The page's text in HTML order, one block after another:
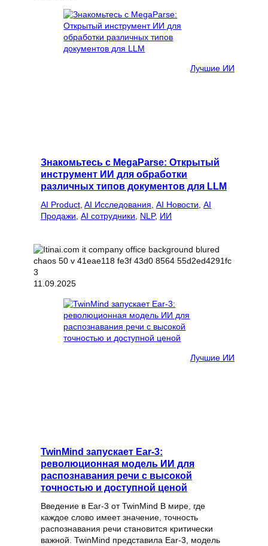
Лучшие ИИ
Знакомьтесь с MegaParse: Открытый
инструмент ИИ для обработки
различных типов документов для LLM
AI Product, AI Исследования, AI Новости, AI
Продажи, AI сотрудники, NLP, ИИ
11.09.2025
Лучшие ИИ
TwinMind запускает Ear-3:
революционная модель ИИ для
распознавания речи с высокой
точностью и доступной ценой
Введение в Ear-3 от TwinMind В мире, где
каждое слово имеет значение, точность
распознавания речи становится критически
важной. TwinMind представила Ear-3, модель